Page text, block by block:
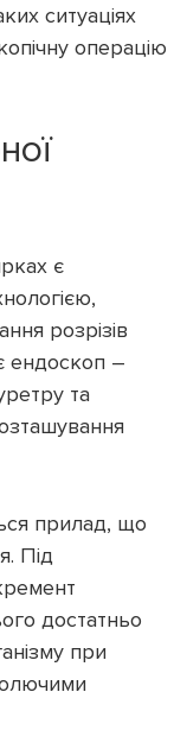
ситуаціях
операцію
є
розрізів
ендоскоп –
та
прилад, що
Під
достатньо
при